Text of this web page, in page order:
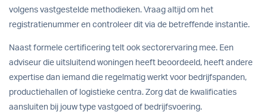
volgens vastgestelde methodieken. Vraag altijd om het
registratienummer en controleer dit via de betreffende instantie.
Naast formele certificering telt ook sectorervaring mee. Een
adviseur die uitsluitend woningen heeft beoordeeld, heeft andere
expertise dan iemand die regelmatig werkt voor bedrijfspanden,
productiehallen of logistieke centra. Zorg dat de kwalificaties
aansluiten bij jouw type vastgoed of bedrijfsvoering.